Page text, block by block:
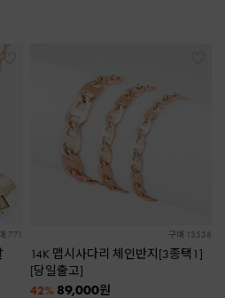
771 구매 13538
14K 맵시사다리 체인반지[3종택1]
[당일출고]
42% 89,000원